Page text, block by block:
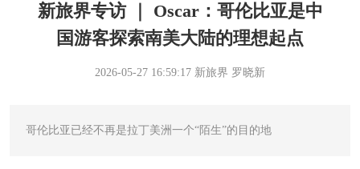
新旅界专访 ｜ Oscar：哥伦比亚是中
国游客探索南美大陆的理想起点
2026-05-27 16:59:17 新旅界 罗晓新
哥伦比亚已经不再是拉丁美洲一个“陌生”的目的地